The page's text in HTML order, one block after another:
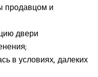
продавцом и
двери
в условиях, далеких